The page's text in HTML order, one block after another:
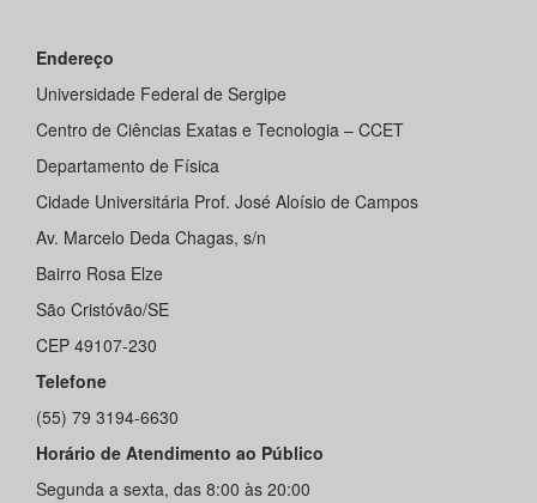
Endereço
Universidade Federal de Sergipe
Centro de Ciências Exatas e Tecnologia – CCET
Departamento de Fí­sica
Cidade Universitária Prof. José Aloísio de Campos
Av. Marcelo Deda Chagas, s/n
Bairro Rosa Elze
São Cristóvão/SE
CEP 49107-230
Telefone
(55) 79 3194-6630
Horário de Atendimento ao Público
Segunda a sexta, das 8:00 às 20:00